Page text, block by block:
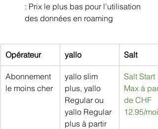
: Prix le plus bas pour l'utilisation
des données en roaming
Opérateur yallo Salt
Abonnement
le moins cher
yallo slim
plus, yallo
Regular ou
yallo Regular
plus à partir
Salt Start
Max à
de CHF
12.95/mois